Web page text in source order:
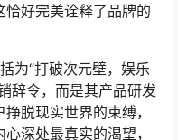
好完美诠释了品牌的
为“打破次元壁，娱乐
辞令，而是其产品研发
脱现实世界的束缚，
深处最真实的渴望，